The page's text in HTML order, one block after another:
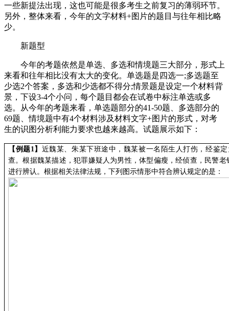
一些新提法出现，这也可能是很多考生之前复习的薄弱环节。
另外，整体来看，今年的文字材料+图片的题目与往年相比略
少。
新题型
今年的考题依然是单选、多选和情境题三大部分，形式上
来看和往年相比没有太大的变化。单选题是四选一;多选题至
少选2个答案，多选和少选都不得分;情景题是设定一个材料背
景，下设3-4个小问，每个题目都会在试卷中标注单选或多
选。从今年的考题来看，单选题部分的41-50题、多选部分的
69题、情境题中有4个材料涉及材料文字+图片的形式，对考
生的识图分析利能力要求也越来越高。试题展示如下：
【 例题1 】 近魏某、朱某下班途中，魏某被一名陌生人打伤，经鉴
查。根据魏某描述，犯罪嫌疑人为男性，体型偏瘦，经侦查，民警
进行辨认。根据相关法律法规，下列图示情形中符合辨认规定的是：